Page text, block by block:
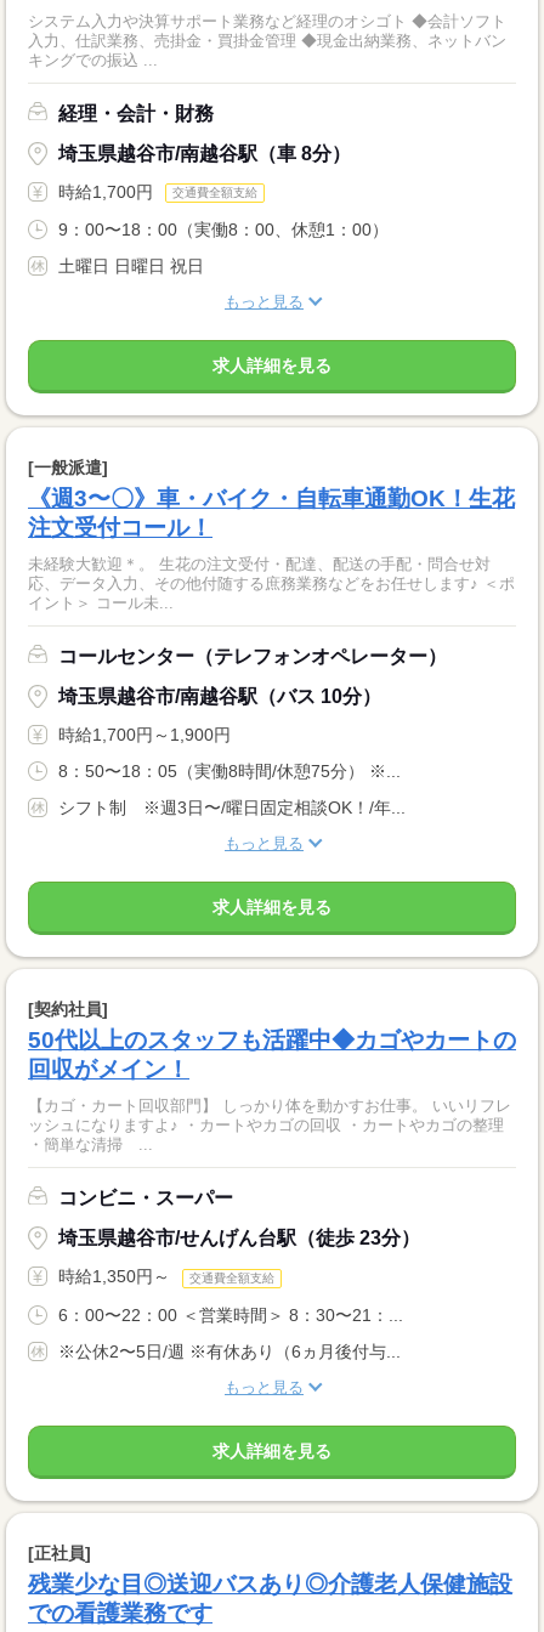
システム入力や決算サポート業務など経理のオシゴト ◆会計ソフト
入力、仕訳業務、売掛金・買掛金管理 ◆現金出納業務、ネットバン
キングでの振込 ...
経理・会計・財務
埼玉県越谷市/南越谷駅（車 8分）
時給1,700円 交通費全額支給
9：00〜18：00（実働8：00、休憩1：00）
土曜日 日曜日 祝日
もっと見る
求人詳細を見る
[一般派遣]
《週3〜〇》車・バイク・自転車通勤OK！生花
注文受付コール！
未経験大歓迎＊。 生花の注文受付・配達、配送の手配・問合せ対
応、データ入力、その他付随する庶務業務などをお任せします♪ ＜ポ
イント＞ コール未...
コールセンター（テレフォンオペレーター）
埼玉県越谷市/南越谷駅（バス 10分）
時給1,700円～1,900円
8：50〜18：05（実働8時間/休憩75分） ※...
シフト制 ※週3日〜/曜日固定相談OK！/年...
もっと見る
求人詳細を見る
[契約社員]
50代以上のスタッフも活躍中◆カゴやカートの
回収がメイン！
【カゴ・カート回収部門】 しっかり体を動かすお仕事。 いいリフレ
ッシュになりますよ♪ ・カートやカゴの回収 ・カートやカゴの整理
・簡単な清掃 ...
コンビニ・スーパー
埼玉県越谷市/せんげん台駅（徒歩 23分）
時給1,350円～ 交通費全額支給
6：00〜22：00 ＜営業時間＞ 8：30〜21：...
※公休2〜5日/週 ※有休あり（6ヵ月後付与...
もっと見る
求人詳細を見る
[正社員]
残業少な目◎送迎バスあり◎介護老人保健施設
での看護業務です